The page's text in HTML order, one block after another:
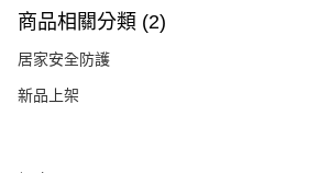
商品相關分類 (2)
居家安全防護
新品上架